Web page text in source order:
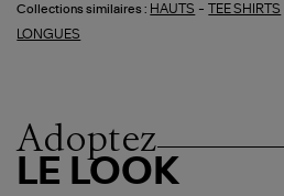
Collections similaires : HAUTS -TEE SHIRTS
LONGUES
Adoptez
LE LOOK